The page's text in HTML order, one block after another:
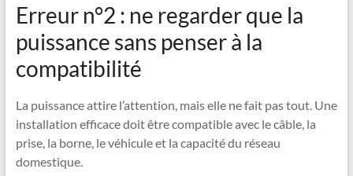
Erreur n°2 : ne regarder que la
puissance sans penser à la
compatibilité
La puissance attire l’attention, mais elle ne fait pas tout. Une
installation efficace doit être compatible avec le câble, la
prise, la borne, le véhicule et la capacité du réseau
domestique.